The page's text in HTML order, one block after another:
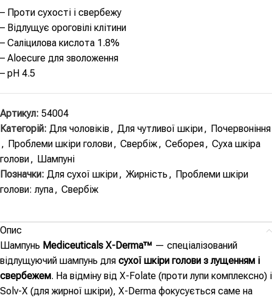
– Проти сухості і свербежу
– Відлущує ороговілі клітини
– Саліцилова кислота 1.8%
– Aloecure для зволоження
– pH 4.5
Артикул: 54004
Категорій: Для чоловіків, Для чутливої шкіри, Почервоніння
, Проблеми шкіри голови, Свербіж, Себорея, Суха шкіра
голови, Шампуні
Позначки: Для сухої шкіри, Жирність , Проблеми шкіри
голови: лупа, Свербіж
Опис
Шампунь Mediceuticals X-Derma™ — спеціалізований
відлущуючий шампунь для сухої шкіри голови з лущенням і
свербежем. На відміну від X-Folate (проти лупи комплексно) і
Solv-X (для жирної шкіри), X-Derma фокусується саме на